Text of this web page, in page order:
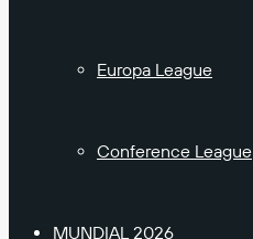
Europa League
Conference League
MUNDIAL 2026